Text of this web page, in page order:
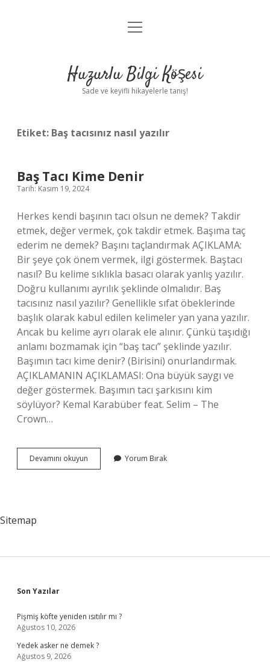
Anasayfa
Yasal Uyarı
menüyü
Huzurlu Bilgi Köşesi
Sade ve keyifli hikayelerle tanış!
Etiket: Baş tacısınız nasıl yazılır
Baş Tacı Kime Denir
Tarih: Kasım 19, 2024
Herkes kendi başının tacı olsun ne demek? Takdir
etmek, değer vermek, çok takdir etmek. Başıma taç
ederim ne demek? Başını taçlandırmak AÇIKLAMA:
Bir şeye çok önem vermek, ilgi göstermek. Baştacı
nasıl? Bu kelime sıklıkla basacı olarak yanlış yazılır.
Doğru kullanımı ayrılık şeklinde olmalıdır. Baş
tacısınız nasıl yazılır? Genellikle sıfat öbeklerinde
başlık olarak kabul edilen kelimeler yan yana yazılır.
Ancak bu kelime ayrı olarak ele alınır. Çünkü taşıdığı
anlamı bozmamak için “baş tacı” şeklinde yazılır.
Başımın tacı kime denir? (Birisini) onurlandırmak.
AÇIKLAMANIN AÇIKLAMASI: Ona büyük saygı ve
değer göstermek. Başımın tacı şarkısını kim
söylüyor? Kemal Karabüber feat. Selim – The
Crown…
Devamını okuyun
Tacı
Yorum Bırak
Sitemap
Sidebar
Son Yazılar
Pişmiş köfte yeniden ısıtılır mı ?
Ağustos 10, 2026
Yedek asker ne demek ?
Ağustos 9, 2026